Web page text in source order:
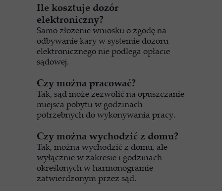
Ile kosztuje dozór
elektroniczny?
Samo złożenie wniosku o zgodę na
odbywanie kary w systemie dozoru
elektronicznego nie podlega opłacie
sądowej.
Czy można pracować?
Tak, sąd może zezwolić na opuszczanie
miejsca pobytu w godzinach
potrzebnych do wykonywania pracy.
Czy można wychodzić z domu?
Tak, można wychodzić z domu, ale
wyłącznie w zakresie i godzinach
określonych w harmonogramie
zatwierdzonym przez sąd.